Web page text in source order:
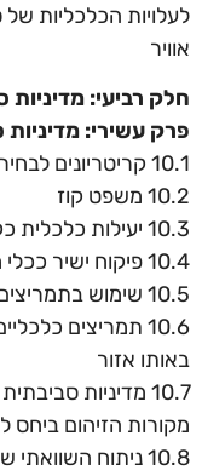
לעלויות הכלכליות של
אוויר
חלק רביעי: מדיניות
פרק עשירי:
10.1 קריטריונים לבחירה בכלי מדיניות
10.2 משפט קוז
10.3 יעילות כלכלית כקריטריון מדיניות להפחתת זיהום
10.4 פיקוח ישיר ככלי מדיניות להשגת מטרות סביבתיות
10.5 שימוש בתמריצים כלכליים
10.6 תמריצים
באותו אזור
10.7 מדיניות
מקורות הזיהום ביחס
10.8 ניתוח השוואתי של כלי המדיניות השונים